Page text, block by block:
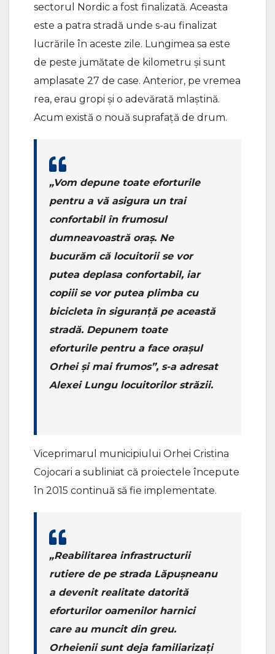
sectorul Nordic a fost finalizată. Aceasta
este a patra stradă unde s-au finalizat
lucrările în aceste zile. Lungimea sa este
de peste jumătate de kilometru și sunt
amplasate 27 de case. Anterior, pe vremea
rea, erau gropi și o adevărată mlaștină.
Acum există o nouă suprafață de drum.
„Vom depune toate eforturile
pentru a vă asigura un trai
confortabil în frumosul
dumneavoastră oraș. Ne
bucurăm că locuitorii se vor
putea deplasa confortabil, iar
copiii se vor putea plimba cu
bicicleta în siguranță pe această
stradă. Depunem toate
eforturile pentru a face orașul
Orhei și mai frumos”, s-a adresat
Alexei Lungu locuitorilor străzii.
Viceprimarul municipiului Orhei Cristina
Cojocari a subliniat că proiectele începute
în 2015 continuă să fie implementate.
„Reabilitarea infrastructurii
rutiere de pe strada Lăpușneanu
a devenit realitate datorită
eforturilor oamenilor harnici
care au muncit din greu.
Orheienii sunt deja familiarizați